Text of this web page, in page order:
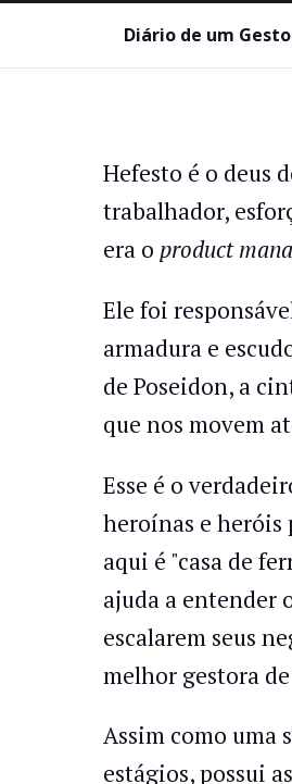
Diário de um
Hefesto é o deus
trabalhador,
era o product
Ele foi
armadura e
de Poseidon, a
que nos movem
Esse é o
heroínas e heróis
aqui é "casa de
ajuda a entender
escalarem seus
melhor gestora
Assim como uma
estágios, possui